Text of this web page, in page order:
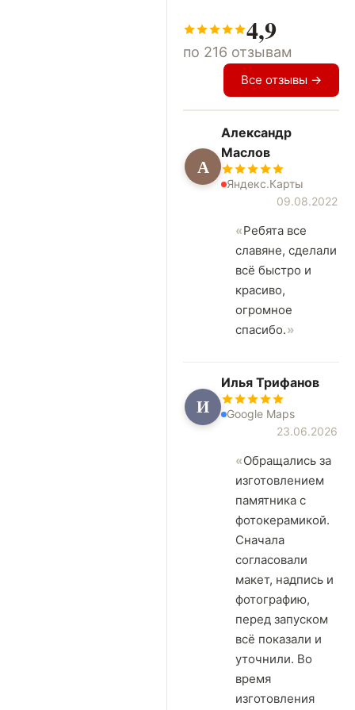
4,9
по 216 отзывам
Все отзывы →
А
Александр
Маслов
Яндекс.Карты
09.08.2022
Ребята все
славяне, сделали
всё быстро и
красиво,
огромное
спасибо.
И
Илья Трифанов
Google Maps
23.06.2026
Обращались за
изготовлением
памятника с
фотокерамикой.
Сначала
согласовали
макет, надпись и
фотографию,
перед запуском
всё показали и
уточнили. Во
время
изготовления